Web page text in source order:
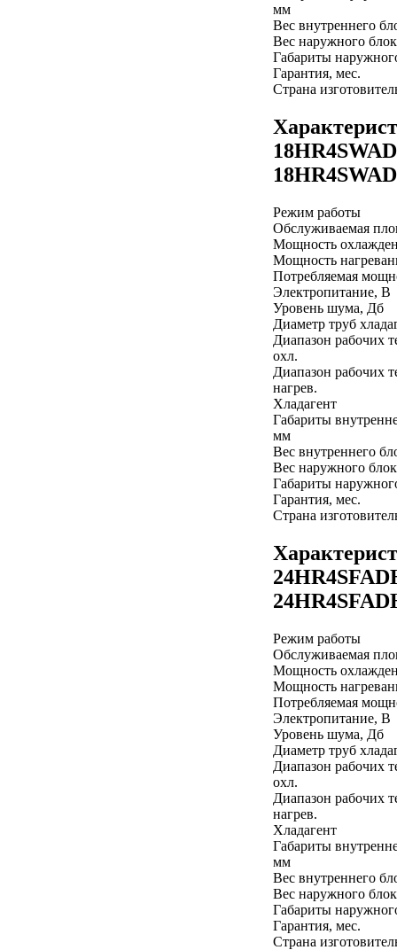
мм
Вес внутреннего
Вес наружного
Габариты
Гарантия, мес.
Страна
Режим работы
Обслуживаемая
Мощность
Мощность
Потребляемая
Электропитание, В
Уровень шума, Дб
Диаметр труб
Диапазон рабочих
охл.
Диапазон рабочих
нагрев.
Хладагент
Габариты
мм
Вес внутреннего
Вес наружного
Габариты
Гарантия, мес.
Страна
Режим работы
Обслуживаемая
Мощность
Мощность
Потребляемая
Электропитание, В
Уровень шума, Дб
Диаметр труб
Диапазон рабочих
охл.
Диапазон рабочих
нагрев.
Хладагент
Габариты
мм
Вес внутреннего
Вес наружного
Габариты
Гарантия, мес.
Страна